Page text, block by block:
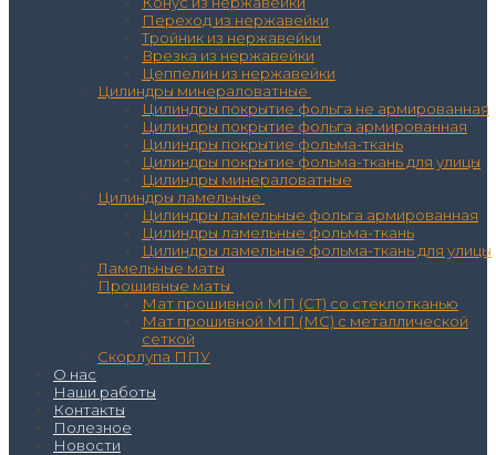
Переход из нержавейки
Тройник из нержавейки
Врезка из нержавейки
Цеппелин из нержавейки
Цилиндры минераловатные
Цилиндры покрытие фольга не армированная
Цилиндры покрытие фольга армированная
Цилиндры покрытие фольма-ткань
Цилиндры покрытие фольма-ткань для улицы
Цилиндры минераловатные
Цилиндры ламельные
Цилиндры ламельные фольга армированная
Цилиндры ламельные фольма-ткань
Цилиндры ламельные фольма-ткань для улицы
Ламельные маты
Прошивные маты
Мат прошивной МП (СТ) со стеклотканью
Мат прошивной МП (МС) с металлической
сеткой
Скорлупа ППУ
О нас
Наши работы
Контакты
Полезное
Новости